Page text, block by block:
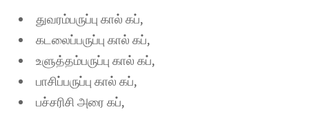
துவரம்பருப்பு கால் கப்,
கடலைப்பருப்பு கால் கப்,
உளுத்தம்பருப்பு கால் கப்,
பாசிப்பருப்பு கால் கப்,
பச்சரிசி அரை கப்,